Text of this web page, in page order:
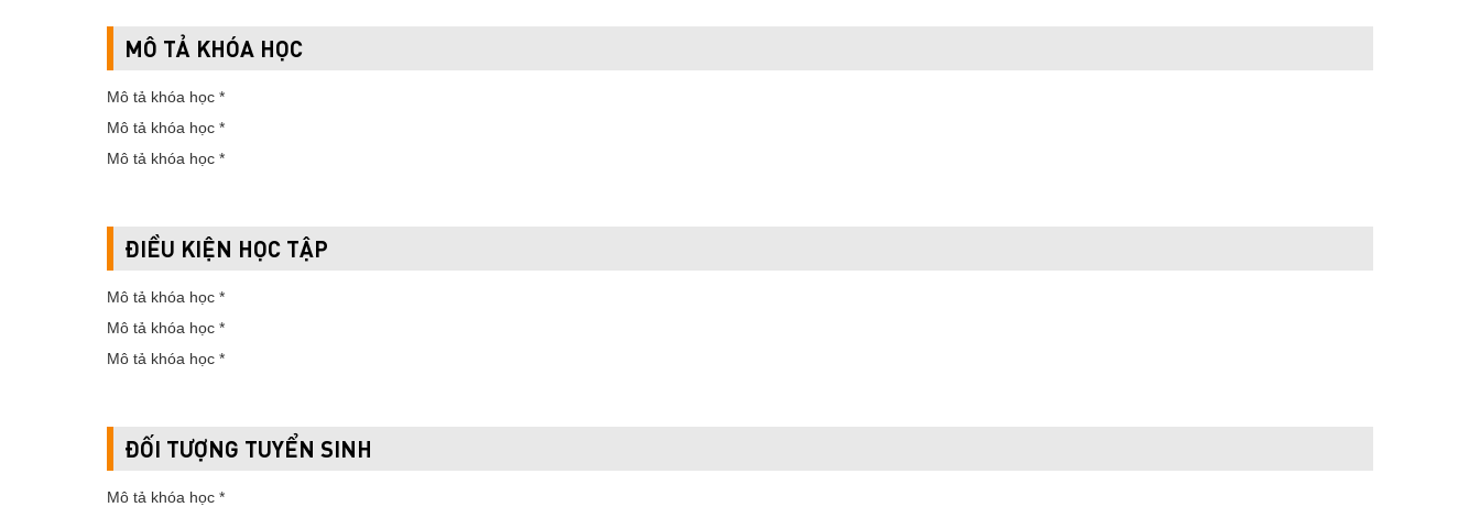
MÔ TẢ KHÓA HỌC
Mô tả khóa học *
Mô tả khóa học *
Mô tả khóa học *
ĐIỀU KIỆN HỌC TẬP
Mô tả khóa học *
Mô tả khóa học *
Mô tả khóa học *
ĐỐI TƯỢNG TUYỂN SINH
Mô tả khóa học *